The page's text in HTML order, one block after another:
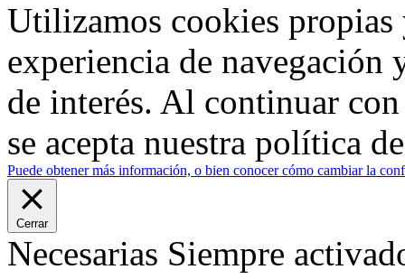
Utilizamos cookies propias
experiencia de
de interés. Al continuar
se acepta nuestra política
Puede obtener más información, o bien conocer cómo cambiar la
Cerrar
Necesarias Siempre